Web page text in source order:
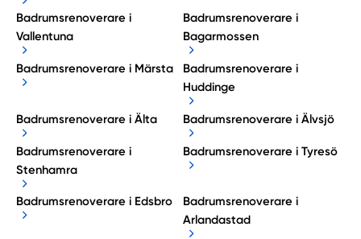
Badrumsrenoverare i
Vallentuna
Badrumsrenoverare i
Bagarmossen
Badrumsrenoverare i Märsta
Badrumsrenoverare i
Huddinge
Badrumsrenoverare i Älta Badrumsrenoverare i Älvsjö
Badrumsrenoverare i
Stenhamra
Badrumsrenoverare i Tyresö
Badrumsrenoverare i Edsbro
Badrumsrenoverare i
Arlandastad